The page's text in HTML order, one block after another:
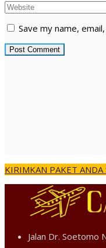
Save my name,
KIRIMKAN PAKET ANDA
Jalan Dr. Soetomo